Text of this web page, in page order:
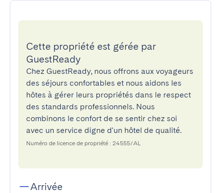
Cette propriété est gérée par
GuestReady
Chez GuestReady, nous offrons aux voyageurs
des séjours confortables et nous aidons les
hôtes à gérer leurs propriétés dans le respect
des standards professionnels. Nous
combinons le confort de se sentir chez soi
avec un service digne d'un hôtel de qualité.
Numéro de licence de propriété : 24555/AL
Arrivée